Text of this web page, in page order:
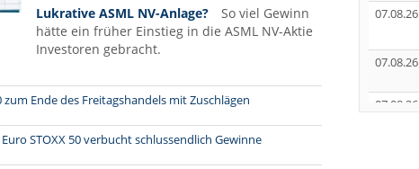
Lukrative ASML NV-Anlage?
So viel Gewinn
hätte ein früher Einstieg in die ASML NV-Aktie
Investoren gebracht.
zum Ende des Freitagshandels mit Zuschlägen
STOXX 50 verbucht schlussendlich Gewinne
07.08.26
07.08.26
07.08.26